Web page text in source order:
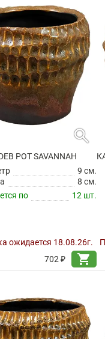
search
POT SAVANNAH
9 см.
8 см.
по
12 шт.
ожидается 18.08.26г.
702 ₽
shopping_cart